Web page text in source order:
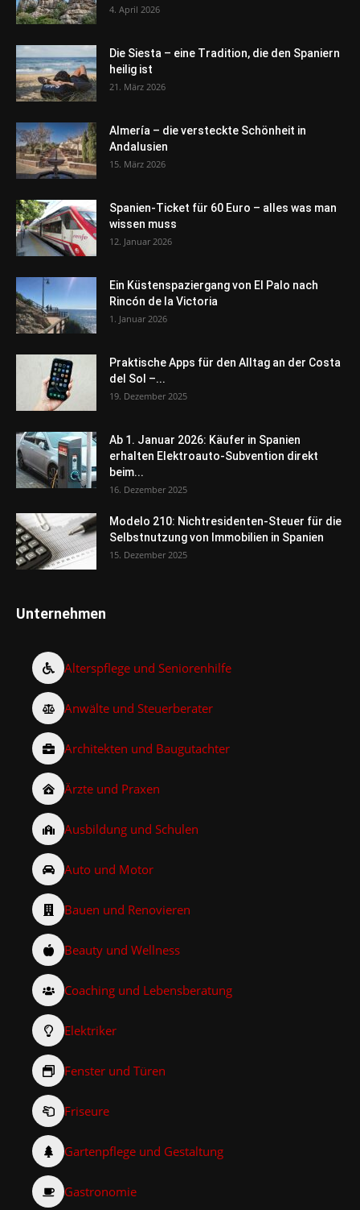
4. April 2026
Die Siesta – eine Tradition, die den Spaniern
heilig ist
21. März 2026
Almería – die versteckte Schönheit in
Andalusien
15. März 2026
Spanien-Ticket für 60 Euro – alles was man
wissen muss
12. Januar 2026
Ein Küstenspaziergang von El Palo nach
Rincón de la Victoria
1. Januar 2026
Praktische Apps für den Alltag an der Costa
del Sol –...
19. Dezember 2025
Ab 1. Januar 2026: Käufer in Spanien
erhalten Elektroauto-Subvention direkt
beim...
16. Dezember 2025
Modelo 210: Nichtresidenten-Steuer für die
Selbstnutzung von Immobilien in Spanien
15. Dezember 2025
Unternehmen
Alterspflege und Seniorenhilfe
Anwälte und Steuerberater
Architekten und Baugutachter
Ärzte und Praxen
Ausbildung und Schulen
Auto und Motor
Bauen und Renovieren
Beauty und Wellness
Coaching und Lebensberatung
Elektriker
Fenster und Türen
Friseure
Gartenpflege und Gestaltung
Gastronomie